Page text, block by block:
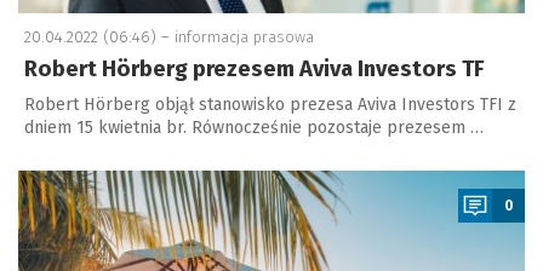
20.04.2022 (06:46) – informacja prasowa
Robert Hörberg prezesem Aviva Investors TF
Robert Hörberg objął stanowisko prezesa Aviva Investors TFI z
dniem 15 kwietnia br. Równocześnie pozostaje prezesem …
a
0